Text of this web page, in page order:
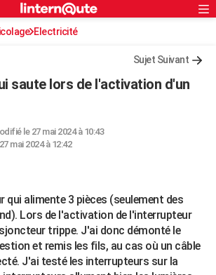
ville
S'inscrire
Connexion
Electricité
Sujet Suivant
saute lors de l'activation d'un
le 27 mai 2024 à 10:43
27 mai 2024 à 12:42
qui alimente 3 pièces (seulement des
Lors de l'activation de l'interrupteur
trippe. J'ai donc démonté le
et remis les fils, au cas où un câble
J'ai testé les interrupteurs sur la